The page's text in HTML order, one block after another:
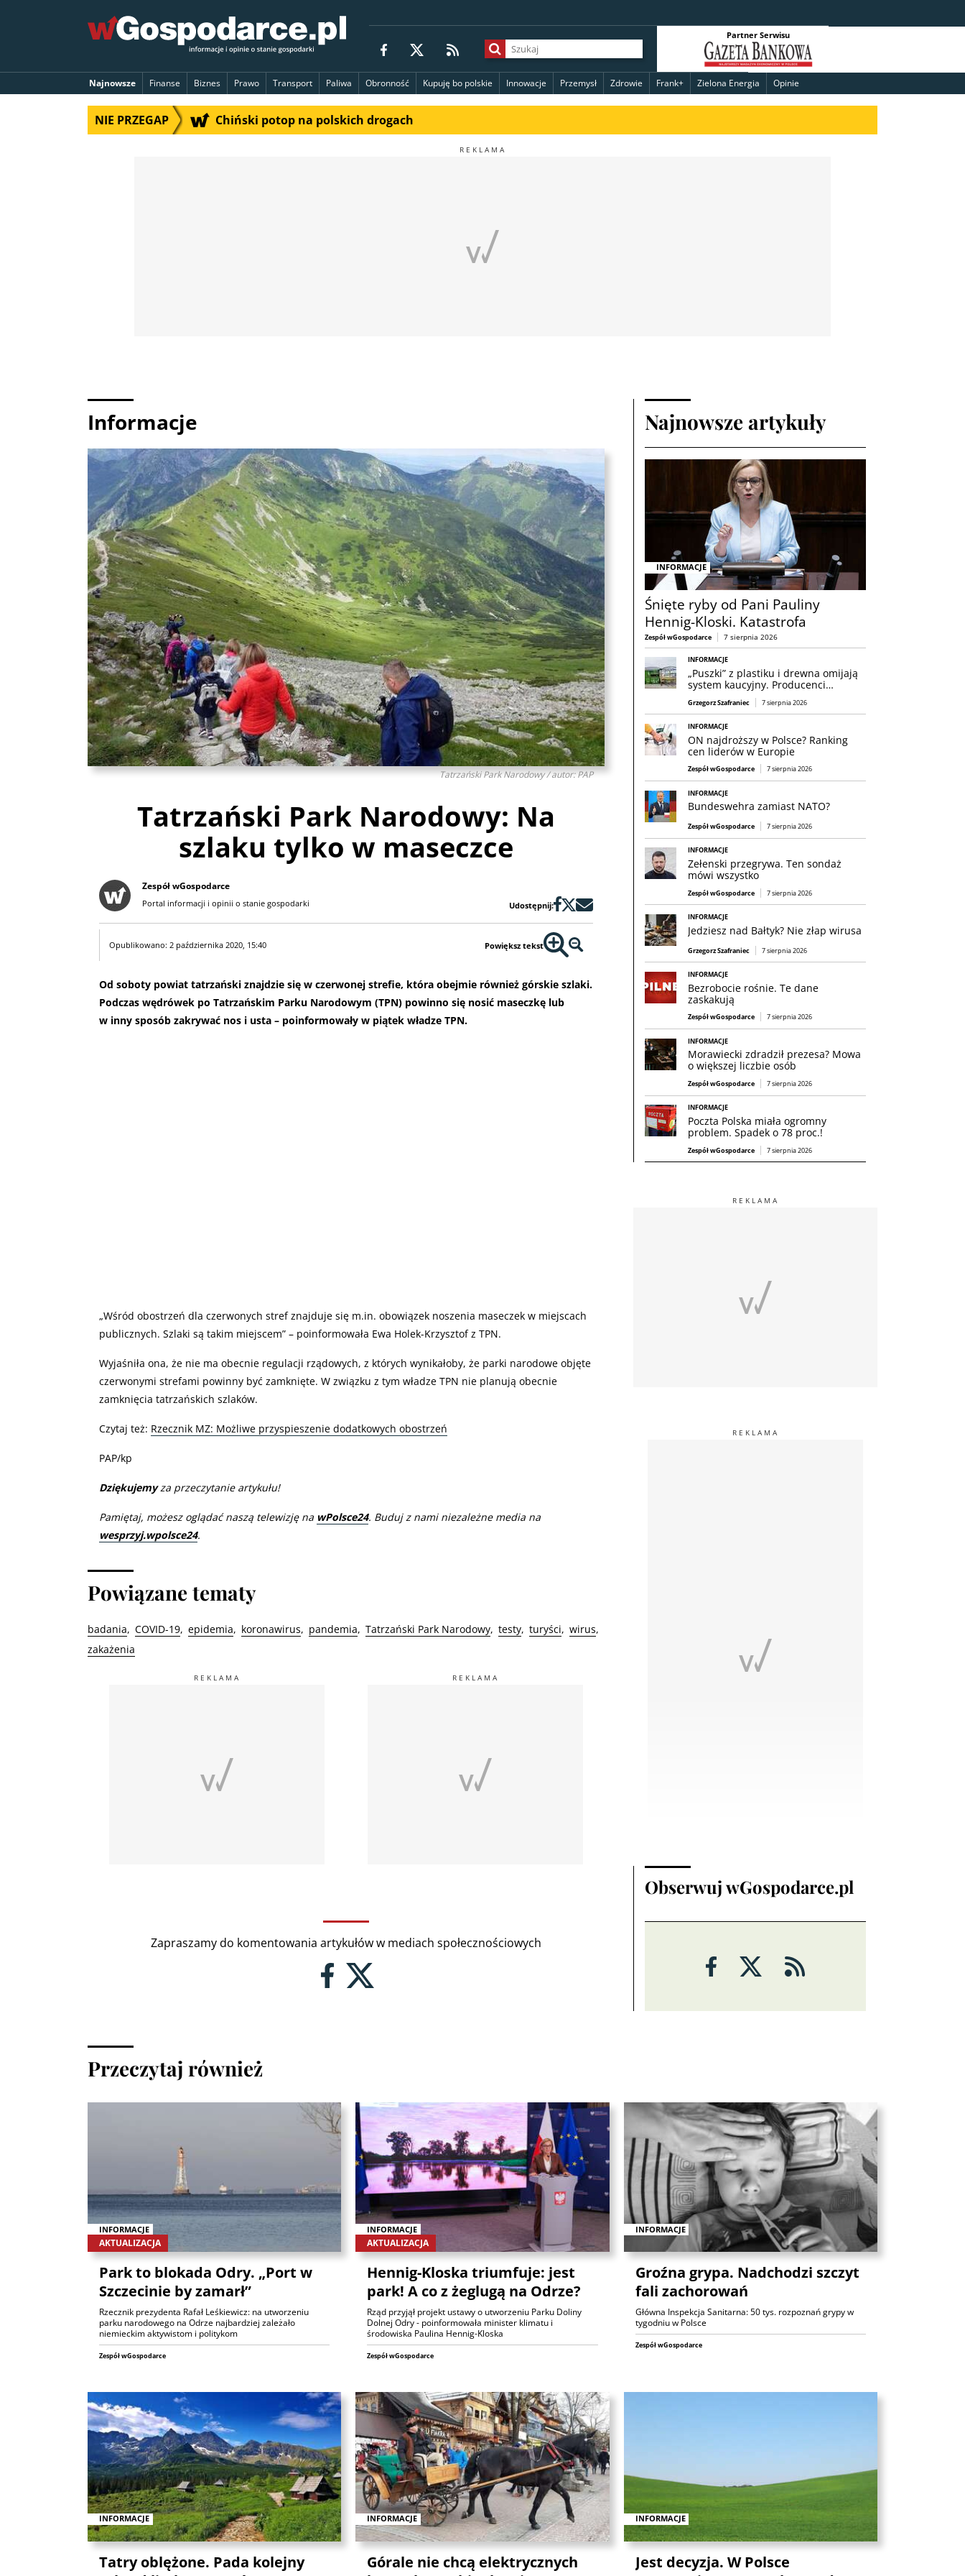
Partner Serwisu
Najnowsze Finanse Biznes Prawo Transport Paliwa Obronność Kupuję bo polskie Innowacje Przemysł Zdrowie Frank+ Zielona Energia Opinie
NIE PRZEGAP Chiński potop na polskich drogach
Informacje
Tatrzański Park Narodowy / autor: PAP
Tatrzański Park Narodowy: Na
szlaku tylko w maseczce
Zespół wGospodarce
Portal informacji i opinii o stanie gospodarki Udostępnij:
Opublikowano: 2 października 2020, 15:40 Powiększ tekst
Od soboty powiat tatrzański znajdzie się w czerwonej strefie, która obejmie również górskie szlaki.
Podczas wędrówek po Tatrzańskim Parku Narodowym (TPN) powinno się nosić maseczkę lub
w inny sposób zakrywać nos i usta – poinformowały w piątek władze TPN.
„Wśród obostrzeń dla czerwonych stref znajduje się m.in. obowiązek noszenia maseczek w miejscach
publicznych. Szlaki są takim miejscem” – poinformowała Ewa Holek-Krzysztof z TPN.
Wyjaśniła ona, że nie ma obecnie regulacji rządowych, z których wynikałoby, że parki narodowe objęte
czerwonymi strefami powinny być zamknięte. W związku z tym władze TPN nie planują obecnie
zamknięcia tatrzańskich szlaków.
Czytaj też: Rzecznik MZ: Możliwe przyspieszenie dodatkowych obostrzeń
PAP/kp
Dziękujemyza przeczytanie artykułu!
Pamiętaj, możesz oglądać naszą telewizję na wPolsce24. Buduj z nami niezależne media na
wesprzyj.wpolsce24.
Powiązane tematy
badania COVID-19 epidemia koronawirus pandemia Tatrzański Park Narodowy testy turyści
wirus
zakażenia
Zapraszamy do komentowania artykułów w mediach społecznościowych
Najnowsze artykuły
INFORMACJE
Śnięte ryby od Pani Pauliny
Hennig-Kloski. Katastrofa
Zespół wGospodarce 7 sierpnia 2026
INFORMACJE
„Puszki” z plastiku i drewna omijają
system kaucyjny. Producenci…
Grzegorz Szafraniec 7 sierpnia 2026
INFORMACJE
ON najdroższy w Polsce? Ranking
cen liderów w Europie
Zespół wGospodarce 7 sierpnia 2026
INFORMACJE
Bundeswehra zamiast NATO?
Zespół wGospodarce 7 sierpnia 2026
INFORMACJE
Zełenski przegrywa. Ten sondaż
mówi wszystko
Zespół wGospodarce 7 sierpnia 2026
INFORMACJE
Jedziesz nad Bałtyk? Nie złap wirusa
Grzegorz Szafraniec 7 sierpnia 2026
INFORMACJE
Bezrobocie rośnie. Te dane
zaskakują
Zespół wGospodarce 7 sierpnia 2026
INFORMACJE
Morawiecki zdradził prezesa? Mowa
o większej liczbie osób
Zespół wGospodarce 7 sierpnia 2026
INFORMACJE
Poczta Polska miała ogromny
problem. Spadek o 78 proc.!
Zespół wGospodarce 7 sierpnia 2026
Opinie
Eryk Łon TYLKO U NAS
„Wolność”!
Mariusz Staniszewski WYWIAD
Polacy przejmują zagraniczne marki
Mariusz Staniszewski KOMENTARZ
Niemcy bankrutują i uciekają
Analizy
Maciej Przygórzewski 6 sierpnia 2026
Ulga na rynkach: porozumienie
wokół Cieśniny Ormuz?
Michał Stajniak 6 sierpnia 2026
ANALIZY
Obserwuj wGospodarce.pl
Przeczytaj również
INFORMACJE
AKTUALIZACJA
Park to blokada Odry. „Port w
Szczecinie by zamarł”
Rzecznik prezydenta Rafał Leśkiewicz: na utworzeniu
parku narodowego na Odrze najbardziej zależało
niemieckim aktywistom i politykom
Zespół wGospodarce
INFORMACJE
AKTUALIZACJA
Hennig-Kloska triumfuje: jest
park! A co z żeglugą na Odrze?
Rząd przyjął projekt ustawy o utworzeniu Parku Doliny
Dolnej Odry - poinformowała minister klimatu i
środowiska Paulina Hennig-Kloska
Zespół wGospodarce
INFORMACJE
Groźna grypa. Nadchodzi szczyt
fali zachorowań
Główna Inspekcja Sanitarna: 50 tys. rozpoznań grypy w
tygodniu w Polsce
Zespół wGospodarce
INFORMACJE
Tatry oblężone. Pada kolejny
INFORMACJE
Górale nie chcą elektrycznych
INFORMACJE
Jest decyzja. W Polsce